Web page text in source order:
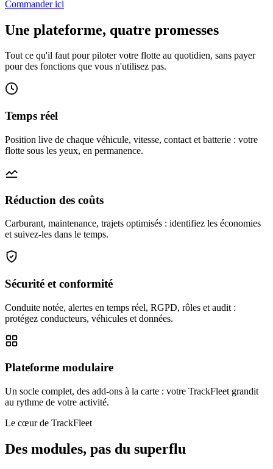
Commander ici
Une plateforme, quatre promesses
Tout ce qu'il faut pour piloter votre flotte au quotidien, sans payer
pour des fonctions que vous n'utilisez pas.
Temps réel
Position live de chaque véhicule, vitesse, contact et batterie : votre
flotte sous les yeux, en permanence.
Réduction des coûts
Carburant, maintenance, trajets optimisés : identifiez les économies
et suivez-les dans le temps.
Sécurité et conformité
Conduite notée, alertes en temps réel, RGPD, rôles et audit :
protégez conducteurs, véhicules et données.
Plateforme modulaire
Un socle complet, des add-ons à la carte : votre TrackFleet grandit
au rythme de votre activité.
Le cœur de TrackFleet
Des modules, pas du superflu